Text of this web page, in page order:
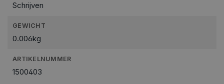
Schrijven
GEWICHT
0.006kg
ARTIKELNUMMER
1500403